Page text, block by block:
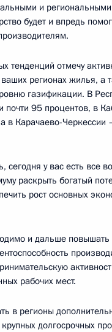
и
будет и впредь
тенденций отмечу
ваших регионах жилья, а
газификации. В
почти 95 процентов, в
в Карачаево-Черкессии
сегодня у вас есть все
раскрыть богатый
рост основных
и дальше повышать
рабочих мест.
в регионы
долгосрочных